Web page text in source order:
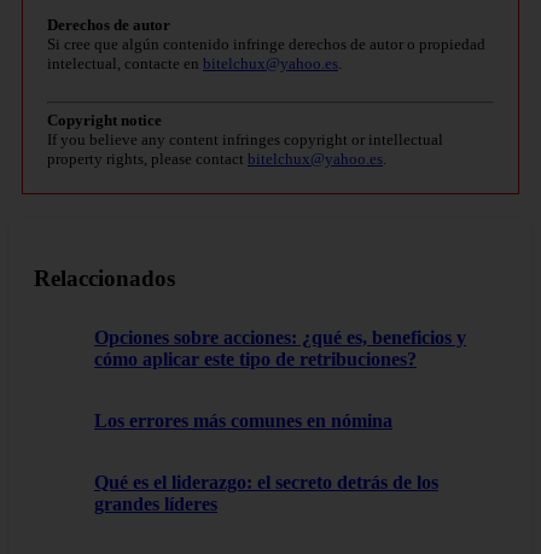
Derechos de autor
Si cree que algún contenido infringe derechos de autor o propiedad
intelectual, contacte en bitelchux@yahoo.es.
Copyright notice
If you believe any content infringes copyright or intellectual
property rights, please contact bitelchux@yahoo.es.
Relaccionados
Opciones sobre acciones: ¿qué es, beneficios y
cómo aplicar este tipo de retribuciones?
Los errores más comunes en nómina
Qué es el liderazgo: el secreto detrás de los
grandes líderes